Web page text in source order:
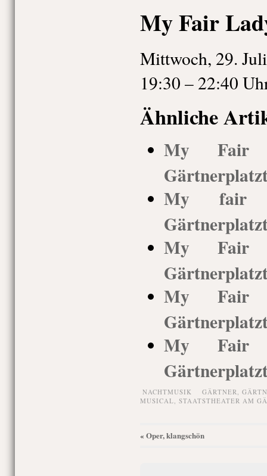
My Fair
Mittwoch, 29.
19:30 – 22:40
Ähnliche
My Fair
My fair
My Fair
My Fair
My Fair
NACHTMUSIK GÄRTNER,
MUSICAL, STAATSTHEATER AM
« Oper, klangschön